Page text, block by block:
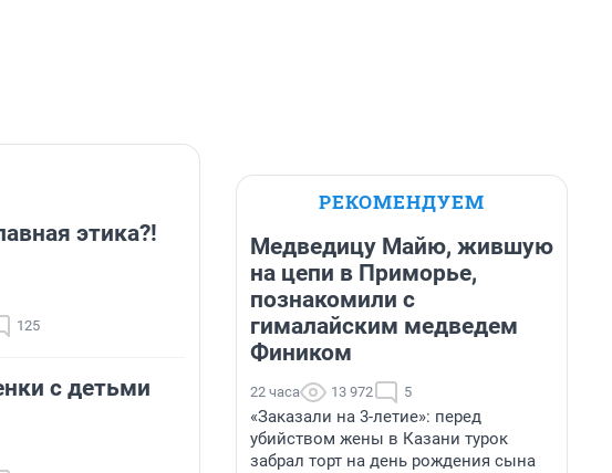
этика?!
125
с детьми
РЕКОМЕНДУЕМ
Медведицу Майю, жившую
на цепи в Приморье,
познакомили с
гималайским медведем
Фиником
22 часа 13 972 5
«Заказали на 3-летие»: перед
убийством жены в Казани турок
забрал торт на день рождения сына